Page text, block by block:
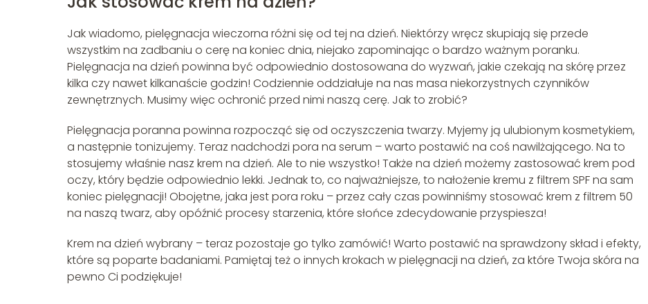
Jak wiadomo, pielęgnacja wieczorna różni się od tej na dzień. Niektórzy wręcz skupiają się przede
wszystkim na zadbaniu o cerę na koniec dnia, niejako zapominając o bardzo ważnym poranku.
Pielęgnacja na dzień powinna być odpowiednio dostosowana do wyzwań, jakie czekają na skórę przez
kilka czy nawet kilkanaście godzin! Codziennie oddziałuje na nas masa niekorzystnych czynników
zewnętrznych. Musimy więc ochronić przed nimi naszą cerę. Jak to zrobić?
Pielęgnacja poranna powinna rozpocząć się od oczyszczenia twarzy. Myjemy ją ulubionym kosmetykiem,
a następnie tonizujemy. Teraz nadchodzi pora na serum – warto postawić na coś nawilżającego. Na to
stosujemy właśnie nasz krem na dzień. Ale to nie wszystko! Także na dzień możemy zastosować krem pod
oczy, który będzie odpowiednio lekki. Jednak to, co najważniejsze, to nałożenie kremu z filtrem SPF na sam
koniec pielęgnacji! Obojętne, jaka jest pora roku – przez cały czas powinniśmy stosować krem z filtrem 50
na naszą twarz, aby opóźnić procesy starzenia, które słońce zdecydowanie przyspiesza!
Krem na dzień wybrany – teraz pozostaje go tylko zamówić! Warto postawić na sprawdzony skład i efekty,
które są poparte badaniami. Pamiętaj też o innych krokach w pielęgnacji na dzień, za które Twoja skóra na
pewno Ci podziękuje!